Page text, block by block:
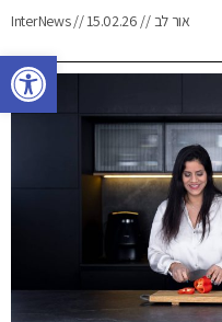
פתח סרגל נגישות
אור לב // 15.02.26 // InterNews